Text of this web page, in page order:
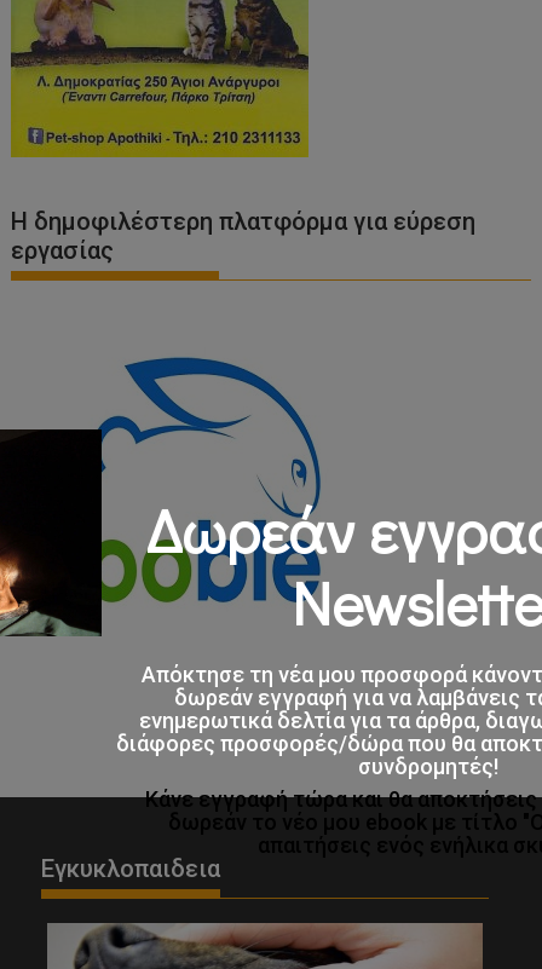
Η δημοφιλέστερη πλατφόρμα για εύρεση
εργασίας
Εγκυκλοπαιδεια
Δωρεάν
Απόκτησε τη νέα μου προσφορά
δωρεάν εγγραφή για να λαμβάνεις
ενημερωτικά δελτία για τα άρθρα,
διάφορες προσφορές/δώρα που θα
συνδρομητές!
Κάνε εγγραφή τώρα και θα